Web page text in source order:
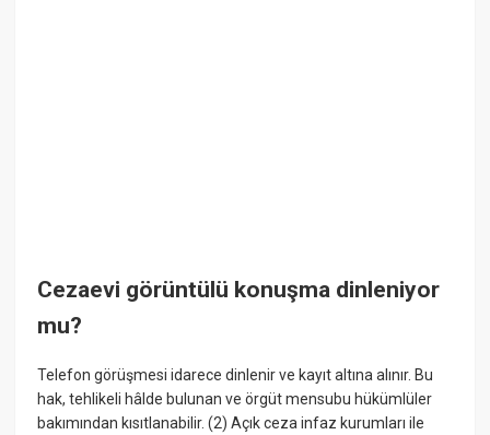
Cezaevi görüntülü konuşma dinleniyor
mu?
Telefon görüşmesi idarece dinlenir ve kayıt altına alınır. Bu
hak, tehlikeli hâlde bulunan ve örgüt mensubu hükümlüler
bakımından kısıtlanabilir. (2) Açık ceza infaz kurumları ile